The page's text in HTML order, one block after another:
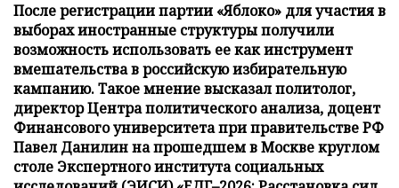
После регистрации партии «Яблоко» для участия в
выборах иностранные структуры получили
возможность использовать ее как инструмент
вмешательства в российскую избирательную
кампанию. Такое мнение высказал политолог,
директор Центра политического анализа, доцент
Финансового университета при правительстве РФ
Павел Данилин на прошедшем в Москве круглом
столе Экспертного института социальных